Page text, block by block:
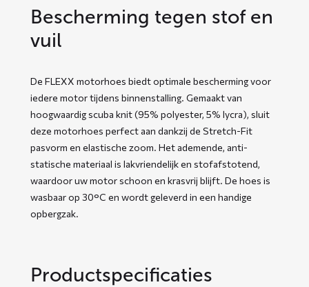
Bescherming tegen stof en
vuil
De FLEXX motorhoes biedt optimale bescherming voor
iedere motor tijdens binnenstalling. Gemaakt van
hoogwaardig scuba knit (95% polyester, 5% lycra), sluit
deze motorhoes perfect aan dankzij de Stretch-Fit
pasvorm en elastische zoom. Het ademende, anti-
statische materiaal is lakvriendelijk en stofafstotend,
waardoor uw motor schoon en krasvrij blijft. De hoes is
wasbaar op 30°C en wordt geleverd in een handige
opbergzak.
Productspecificaties